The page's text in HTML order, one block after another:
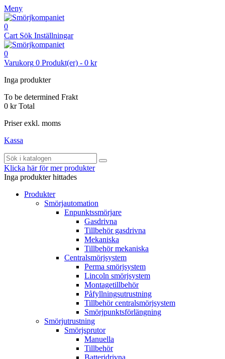
Meny
0
Cart Sök Inställningar
0
Varukorg 0 Produkt(er) - 0 kr
Inga produkter
To be determined Frakt
0 kr Total
Priser exkl. moms
Kassa
Klicka här för mer produkter
Inga produkter hittades
Produkter
Smörjautomation
Enpunktssmörjare
Gasdrivna
Tillbehör gasdrivna
Mekaniska
Tillbehör mekaniska
Centralsmörjsystem
Perma smörjsystem
Lincoln smörjsystem
Montagetillbehör
Påfyllningsutrustning
Tillbehör centralsmörjsystem
Smörjpunktsförlängning
Smörjutrustning
Smörjsprutor
Manuella
Tillbehör
Batteridrivna